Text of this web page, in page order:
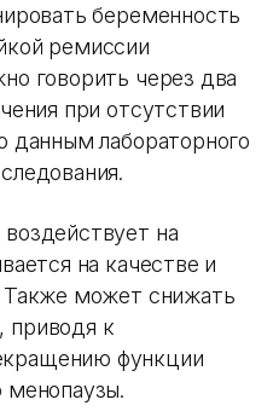
беременность
ремиссии
говорить через два
при отсутствии
данным лабораторного
на
на качестве и
Также может снижать
приводя к
функции
менопаузы.